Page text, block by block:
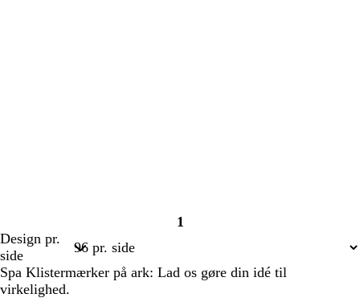
Side
1
Design pr.
side
Spa Klistermærker på ark: Lad os gøre din idé til
virkelighed.